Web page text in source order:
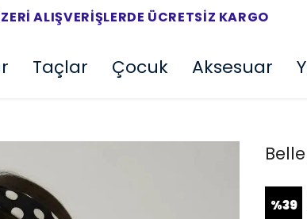
ALIŞVERIŞLERDE ÜCRETSIZ KARGO
Taçlar Çocuk Aksesuar
%39